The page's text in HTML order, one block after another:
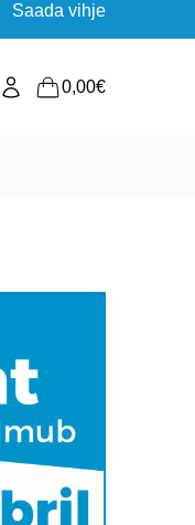
Saada vihje
Shopping
0,00€